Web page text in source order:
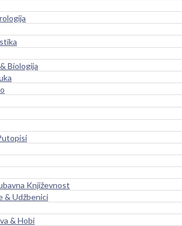
Biologija
Književnost
& Udžbenici
& Hobi